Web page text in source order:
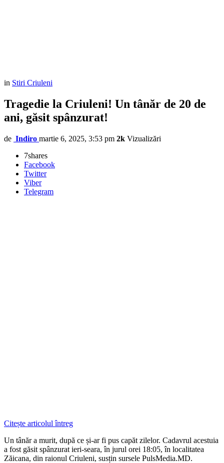
in Stiri Criuleni
Tragedie la Criuleni! Un tânăr de 20 de
ani, găsit spânzurat!
de Indiro martie 6, 2025, 3:53 pm 2k Vizualizări
7shares
Facebook
Twitter
Viber
Telegram
Citește articolul întreg
Un tânăr a murit, după ce și-ar fi pus capăt zilelor. Cadavrul acestuia
a fost găsit spânzurat ieri-seara, în jurul orei 18:05, în localitatea
Zăicana, din raionul Criuleni, susțin sursele PulsMedia.MD.